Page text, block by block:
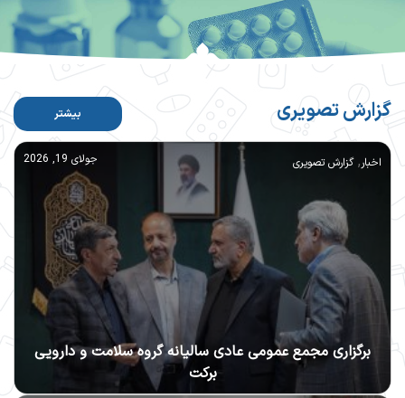
گزارش تصویری بیشتر
اخبار, گزارش تصویری جولای 19, 2026
برگزاری مجمع عمومی عادی سالیانه گروه سلامت و دارویی
برکت